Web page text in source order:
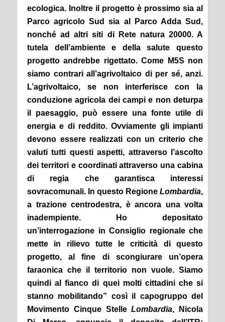
ecologica. Inoltre il progetto è prossimo sia al
Parco agricolo Sud sia al Parco Adda Sud,
nonché ad altri siti di Rete natura 20000. A
tutela dell’ambiente e della salute questo
progetto andrebbe rigettato. Come M5S non
siamo contrari all’agrivoltaico di per sé, anzi.
L’agrivoltaico, se non interferisce con la
conduzione agricola dei campi e non deturpa
il paesaggio, può essere una fonte utile di
energia e di reddito. Ovviamente gli impianti
devono essere realizzati con un criterio che
valuti tutti questi aspetti, attraverso l’ascolto
dei territori e coordinati attraverso una cabina
di regia che garantisca interessi
sovracomunali. In questo Regione Lombardia,
a trazione centrodestra, è ancora una volta
inadempiente. Ho depositato
un’interrogazione in Consiglio regionale che
mette in rilievo tutte le criticità di questo
progetto, al fine di scongiurare un’opera
faraonica che il territorio non vuole. Siamo
quindi al fianco di quei molti cittadini che si
stanno mobilitando” così il capogruppo del
Movimento Cinque StelleLombardia, Nicola